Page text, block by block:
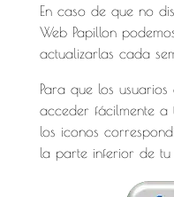
En caso de que no
Web Papillon
actualizarlas cada
Para que los
acceder fácilmente a
los iconos
la parte inferior de tu